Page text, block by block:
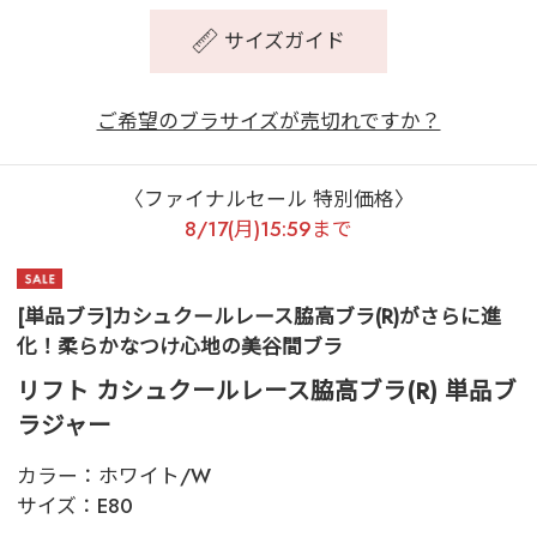
サイズガイド
ご希望のブラサイズが売切れですか？
〈ファイナルセール 特別価格〉
8/17(月)15:59まで
[単品ブラ]カシュクールレース脇高ブラ(R)がさらに進
化！柔らかなつけ心地の美谷間ブラ
リフト カシュクールレース脇高ブラ(R) 単品ブ
ラジャー
カラー： ホワイト/W
サイズ： E80